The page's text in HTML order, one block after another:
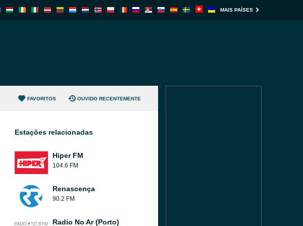
MAIS PAÍSES
FAVORITOS OUVIDO RECENTEMENTE
Estações relacionadas
Hiper FM
104.6 FM
Renascença
90.2 FM
Radio No Ar (Porto)